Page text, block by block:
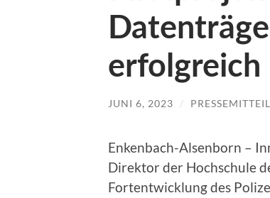
erfolgreich
JUNI 6, 2023 /
Enkenbach-Alsenborn –
Direktor der Hochschule
Fortentwicklung des